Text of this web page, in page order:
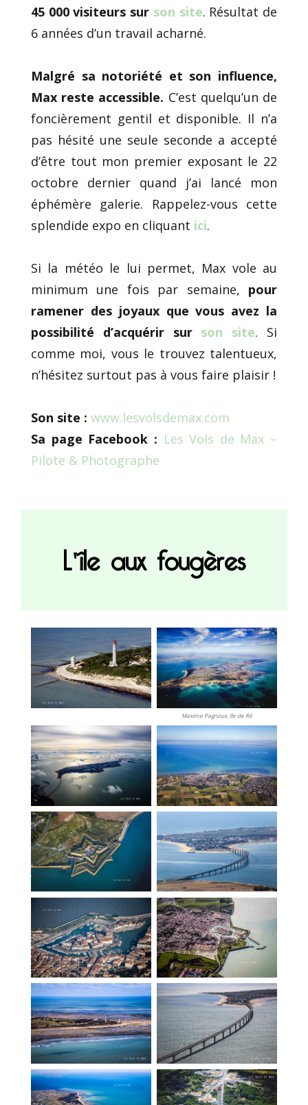
45 000 visiteurs sur son site. Résultat de
6 années d’un travail acharné.
Malgré sa notoriété et son influence,
Max reste accessible. C’est quelqu’un de
foncièrement gentil et disponible. Il n’a
pas hésité une seule seconde a accepté
d’être tout mon premier exposant le 22
octobre dernier quand j’ai lancé mon
éphémère galerie. Rappelez-vous cette
splendide expo en cliquant ici.
Si la météo le lui permet, Max vole au
minimum une fois par semaine, pour
ramener des joyaux que vous avez la
possibilité d’acquérir sur son site. Si
comme moi, vous le trouvez talentueux,
n’hésitez surtout pas à vous faire plaisir !
Son site : www.lesvolsdemax.com
Sa page Facebook : Les Vols de Max –
Pilote & Photographe
L'île aux fougères
Maxime Pagnoux, île de Ré